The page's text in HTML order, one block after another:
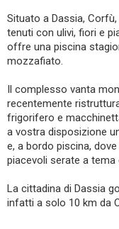
Situato a Dassia,
tenuti con ulivi, fiori e
offre una piscina
mozzafiato.
Il complesso vanta
recentemente
frigorifero e
a vostra disposizione
e, a bordo piscina,
piacevoli serate a tema
La cittadina di Dassia
infatti a solo 10 km da